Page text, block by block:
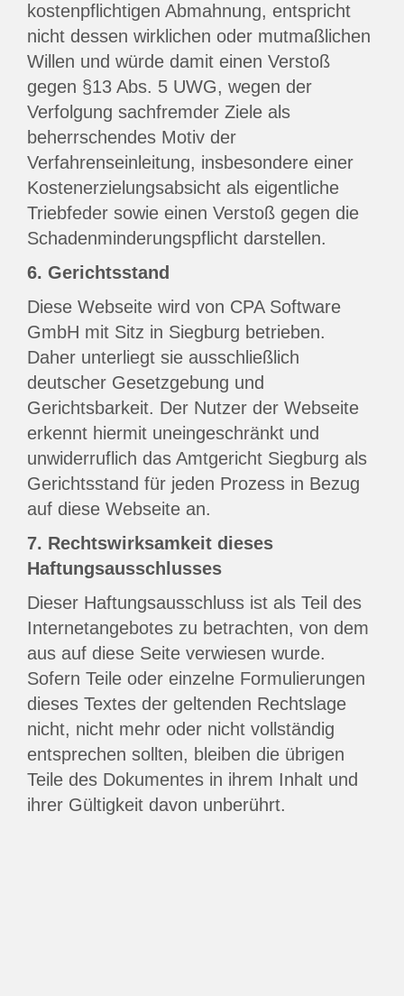
kostenpflichtigen Abmahnung, entspricht
nicht dessen wirklichen oder mutmaßlichen
Willen und würde damit einen Verstoß
gegen §13 Abs. 5 UWG, wegen der
Verfolgung sachfremder Ziele als
beherrschendes Motiv der
Verfahrenseinleitung, insbesondere einer
Kostenerzielungsabsicht als eigentliche
Triebfeder sowie einen Verstoß gegen die
Schadenminderungspflicht darstellen.
6. Gerichtsstand
Diese Webseite wird von CPA Software
GmbH mit Sitz in Siegburg betrieben.
Daher unterliegt sie ausschließlich
deutscher Gesetzgebung und
Gerichtsbarkeit. Der Nutzer der Webseite
erkennt hiermit uneingeschränkt und
unwiderruflich das Amtgericht Siegburg als
Gerichtsstand für jeden Prozess in Bezug
auf diese Webseite an.
7. Rechtswirksamkeit dieses
Haftungsausschlusses
Dieser Haftungsausschluss ist als Teil des
Internetangebotes zu betrachten, von dem
aus auf diese Seite verwiesen wurde.
Sofern Teile oder einzelne Formulierungen
dieses Textes der geltenden Rechtslage
nicht, nicht mehr oder nicht vollständig
entsprechen sollten, bleiben die übrigen
Teile des Dokumentes in ihrem Inhalt und
ihrer Gültigkeit davon unberührt.